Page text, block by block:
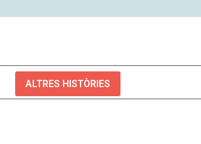
ALTRES HISTÒRIES